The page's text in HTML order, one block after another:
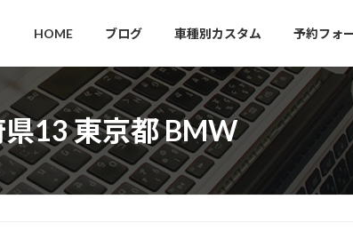
HOME ブログ 車種別カスタム 予約フォ
13 東京都 BMW